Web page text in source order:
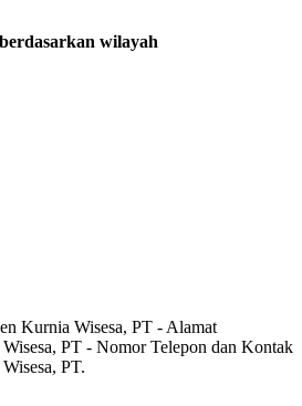
wilayah
Kurnia Wisesa, PT - Alamat
PT - Nomor Telepon dan Kontak
PT.